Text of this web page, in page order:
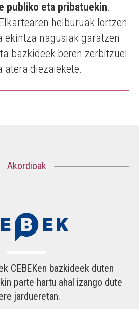
publiko eta pribatuekin.
helburuak lortzen
ekintza nagusiak garatzen
bazkideek beren zerbitzuei
atera diezaiekete.
Akordioak
CEBEKen bazkideek duten
parte hartu ahal izango dute
jardueretan.